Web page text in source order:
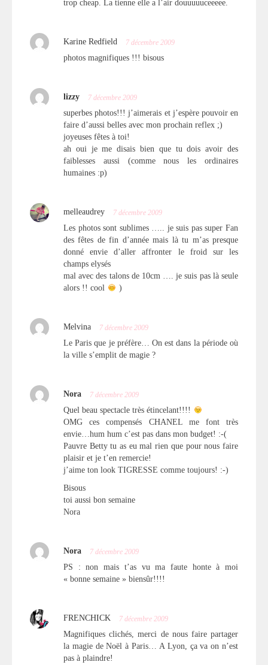
trop cheap. La tienne elle a l’air douuuuuceeeee.
Karine Redfield 7 décembre 2009
photos magnifiques !!! bisous
lizzy 7 décembre 2009
superbes photos!!! j’aimerais et j’espère pouvoir en
faire d’aussi belles avec mon prochain reflex ;)
joyeuses fêtes à toi!
ah oui je me disais bien que tu dois avoir des
faiblesses aussi (comme nous les ordinaires
humaines :p)
melleaudrey 7 décembre 2009
Les photos sont sublimes ….. je suis pas super Fan
des fêtes de fin d’année mais là tu m’as presque
donné envie d’aller affronter le froid sur les
champs elysés
mal avec des talons de 10cm …. je suis pas là seule
alors !! cool
)
Melvina 7 décembre 2009
Le Paris que je préfère… On est dans la période où
la ville s’emplit de magie ?
Nora 7 décembre 2009
Quel beau spectacle très étincelant!!!!
OMG ces compensés CHANEL me font très
envie…hum hum c’est pas dans mon budget! :-(
Pauvre Betty tu as eu mal rien que pour nous faire
plaisir et je t’en remercie!
j’aime ton look TIGRESSE comme toujours! :-)
Bisous
toi aussi bon semaine
Nora
Nora 7 décembre 2009
PS : non mais t’as vu ma faute honte à moi
« bonne semaine » biensûr!!!!
FRENCHICK 7 décembre 2009
Magnifiques clichés, merci de nous faire partager
la magie de Noël à Paris… A Lyon, ça va on n’est
pas à plaindre!